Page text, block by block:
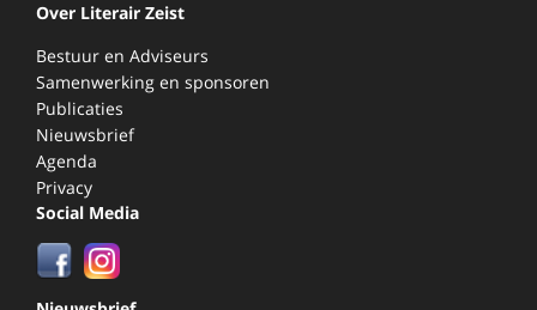
Over Literair Zeist
Bestuur en Adviseurs
Samenwerking en sponsoren
Publicaties
Nieuwsbrief
Agenda
Privacy
Social Media